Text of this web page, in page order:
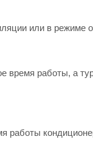
или в режиме
время работы, а
работы